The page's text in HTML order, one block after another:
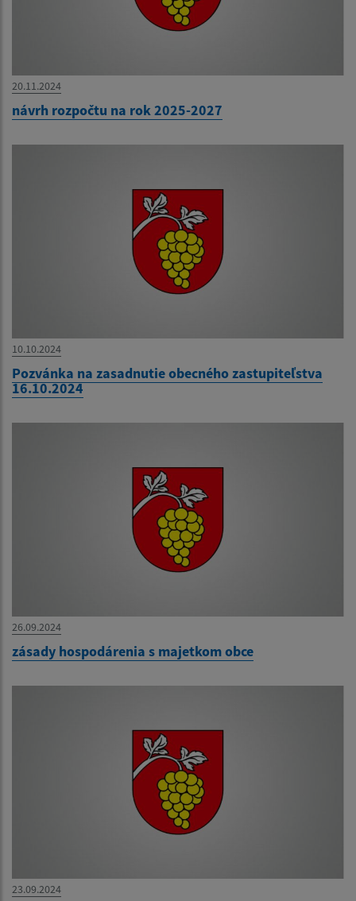
20.11.2024
návrh rozpočtu na rok 2025-2027
10.10.2024
Pozvánka na zasadnutie obecného zastupiteľstva
16.10.2024
26.09.2024
zásady hospodárenia s majetkom obce
23.09.2024